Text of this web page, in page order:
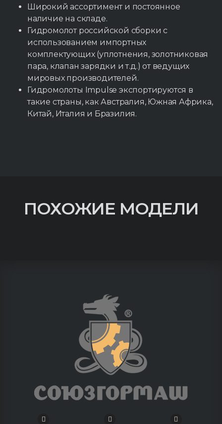
Широкий ассортимент и постоянное
наличие на складе.
Гидромолот российской сборки с
использованием импортных
комплектующих (уплотнения, золотниковая
пара, клапан зарядки и т.д.) от ведущих
мировых производителей.
Гидромолоты Impulse экспортируются в
такие страны, как Австралия, Южная Африка,
Китай, Италия и Бразилия.
ПОХОЖИЕ МОДЕЛИ